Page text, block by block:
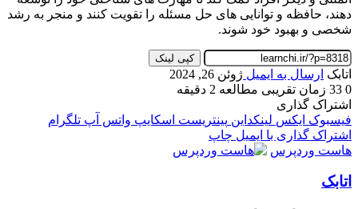
دهند، حافظه و توانایی های حل مسئله را تقویت کنند و منجر به رشد
شخصی و بهبود خود شوند.
کپی لینک
اتابک ارسال به ایمیل ژوئن 26, 2024
0
زمان تقریبی مطالعه 2 دقیقه
اشتراک گذاری
فیسبوک ایکس لینکداین پینتریست اسکایپ واتس آپ تلگرام
اشتراک گذاری با ایمیل چاپ
هاست وردپرس
اتابک